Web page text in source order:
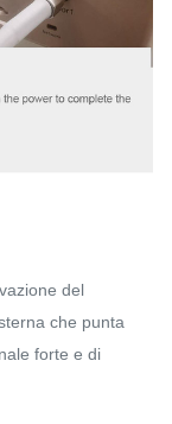
del
che punta
forte e di